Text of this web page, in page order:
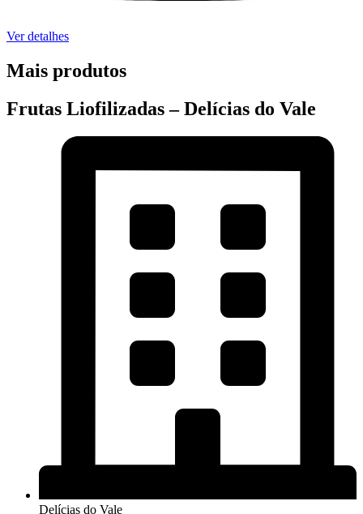
Ver detalhes
Mais produtos
Frutas Liofilizadas – Delícias do Vale
Delícias do Vale